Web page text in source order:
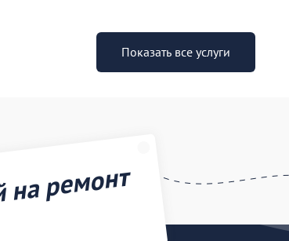
Показать все услуги
ремонт